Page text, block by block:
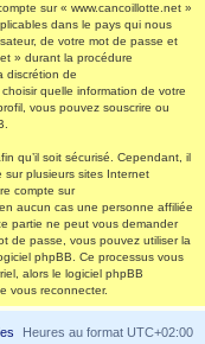
sur « www.cancoillotte.net »
dans le pays qui nous
de votre mot de passe et
» durant la procédure
discrétion de
quelle information de votre
vous pouvez souscrire ou
qu’il soit sécurisé. Cependant, il
sur plusieurs sites Internet
compte sur
aucun cas une personne affiliée
partie ne peut vous demander
de passe, vous pouvez utiliser la
phpBB. Ce processus vous
alors le logiciel phpBB
vous reconnecter.
Heures au format UTC+02:00